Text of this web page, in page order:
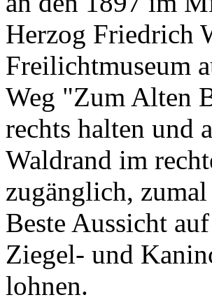
Herzog Friedrich
Freilichtmuseum
Weg "Zum Alten
rechts halten und
Waldrand im
zugänglich,
Beste Aussicht
Ziegel- und
lohnen.